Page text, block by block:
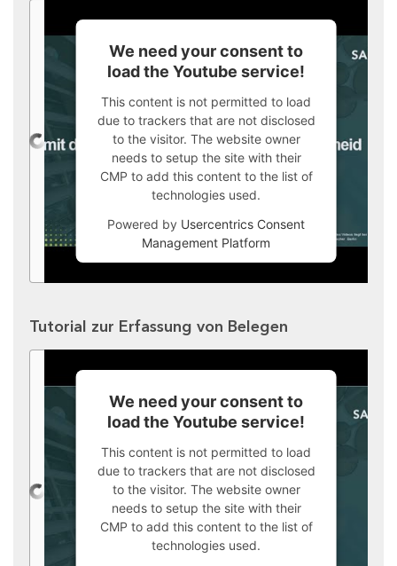
We need your consent to
load the Youtube service!
This content is not permitted to load
due to trackers that are not disclosed
to the visitor. The website owner
needs to setup the site with their
CMP to add this content to the list of
technologies used.
Powered by Usercentrics Consent
Management Platform
Tutorial zur Erfassung von Belegen
We need your consent to
load the Youtube service!
This content is not permitted to load
due to trackers that are not disclosed
to the visitor. The website owner
needs to setup the site with their
CMP to add this content to the list of
technologies used.